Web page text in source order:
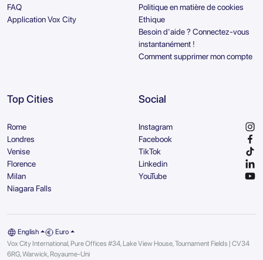
FAQ
Application Vox City
Politique en matière de cookies
Ethique
Besoin d'aide ? Connectez-vous
instantanément !
Comment supprimer mon compte
Top Cities
Rome
Londres
Venise
Florence
Milan
Niagara Falls
Social
Instagram
Facebook
TikTok
Linkedin
YouTube
English
Euro
Vox City International, Pure Offices #34, Lake View House, Tournament Fields | CV34
6RG, Warwick, Royaume-Uni